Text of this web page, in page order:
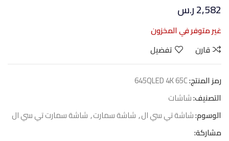
2,582ر.س
غير متوفر في المخزون
قارن
تفضيل
رمز المنتج:QLED 4K 65C‏645
التصنيف:شاشات
الوسوم:شاشة تي سي ال, شاشة سمارت, شاشة سمارت تي سي ال
مشاركة: